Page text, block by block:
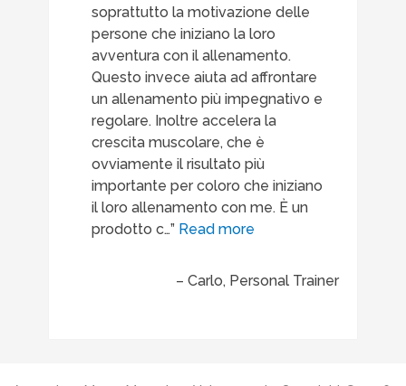
soprattutto la motivazione delle
persone che iniziano la loro
avventura con il allenamento.
Questo invece aiuta ad affrontare
un allenamento più impegnativo e
regolare. Inoltre accelera la
crescita muscolare, che è
ovviamente il risultato più
importante per coloro che iniziano
il loro allenamento con me. È un
prodotto c… Read more
Carlo Personal Trainer